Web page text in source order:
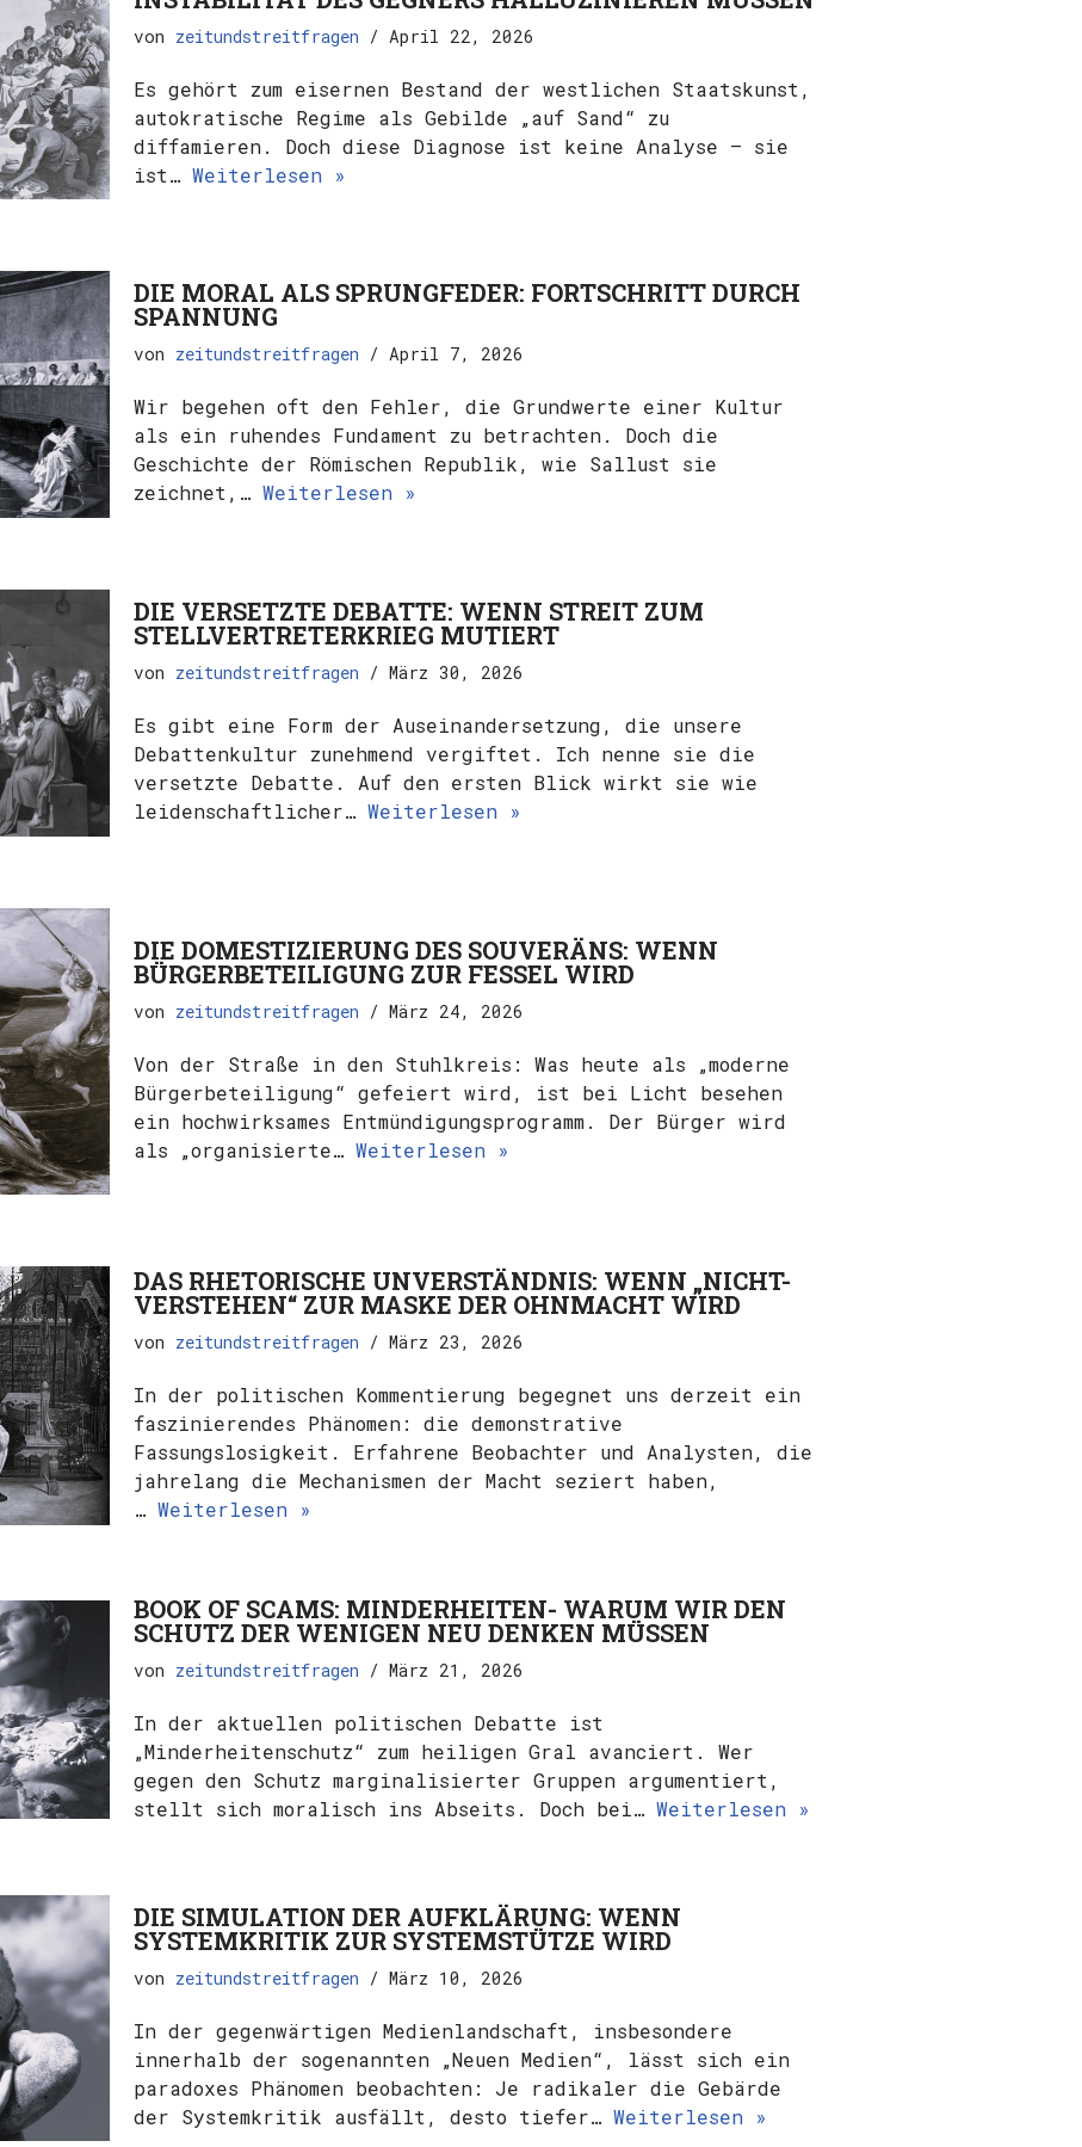
von zeitundstreitfragen April 22, 2026
Es gehört zum eisernen Bestand der westlichen Staatskunst,
autokratische Regime als Gebilde „auf Sand“ zu
diffamieren. Doch diese Diagnose ist keine Analyse – sie
ist…Weiterlesen »
DIE MORAL ALS SPRUNGFEDER: FORTSCHRITT DURCH
SPANNUNG
von zeitundstreitfragen April 7, 2026
Wir begehen oft den Fehler, die Grundwerte einer Kultur
als ein ruhendes Fundament zu betrachten. Doch die
Geschichte der Römischen Republik, wie Sallust sie
zeichnet,…Weiterlesen »
DIE VERSETZTE DEBATTE: WENN STREIT ZUM
STELLVERTRETERKRIEG MUTIERT
von zeitundstreitfragen März 30, 2026
Es gibt eine Form der Auseinandersetzung, die unsere
Debattenkultur zunehmend vergiftet. Ich nenne sie die
versetzte Debatte. Auf den ersten Blick wirkt sie wie
leidenschaftlicher…Weiterlesen »
DIE DOMESTIZIERUNG DES SOUVERÄNS: WENN
BÜRGERBETEILIGUNG ZUR FESSEL WIRD
von zeitundstreitfragen März 24, 2026
Von der Straße in den Stuhlkreis: Was heute als „moderne
Bürgerbeteiligung“ gefeiert wird, ist bei Licht besehen
ein hochwirksames Entmündigungsprogramm. Der Bürger wird
als „organisierte…Weiterlesen »
DAS RHETORISCHE UNVERSTÄNDNIS: WENN „NICHT-
VERSTEHEN“ ZUR MASKE DER OHNMACHT WIRD
von zeitundstreitfragen März 23, 2026
In der politischen Kommentierung begegnet uns derzeit ein
faszinierendes Phänomen: die demonstrative
Fassungslosigkeit. Erfahrene Beobachter und Analysten, die
jahrelang die Mechanismen der Macht seziert haben,
…Weiterlesen »
BOOK OF SCAMS: MINDERHEITEN- WARUM WIR DEN
SCHUTZ DER WENIGEN NEU DENKEN MÜSSEN
von zeitundstreitfragen März 21, 2026
In der aktuellen politischen Debatte ist
„Minderheitenschutz“ zum heiligen Gral avanciert. Wer
gegen den Schutz marginalisierter Gruppen argumentiert,
stellt sich moralisch ins Abseits. Doch bei…Weiterlesen »
DIE SIMULATION DER AUFKLÄRUNG: WENN
SYSTEMKRITIK ZUR SYSTEMSTÜTZE WIRD
von zeitundstreitfragen März 10, 2026
In der gegenwärtigen Medienlandschaft, insbesondere
innerhalb der sogenannten „Neuen Medien“, lässt sich ein
paradoxes Phänomen beobachten: Je radikaler die Gebärde
der Systemkritik ausfällt, desto tiefer…Weiterlesen »